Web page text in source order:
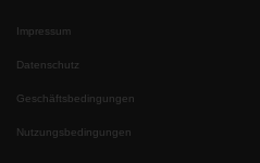
Impressum
Datenschutz
Geschäftsbedingungen
Nutzungsbedingungen